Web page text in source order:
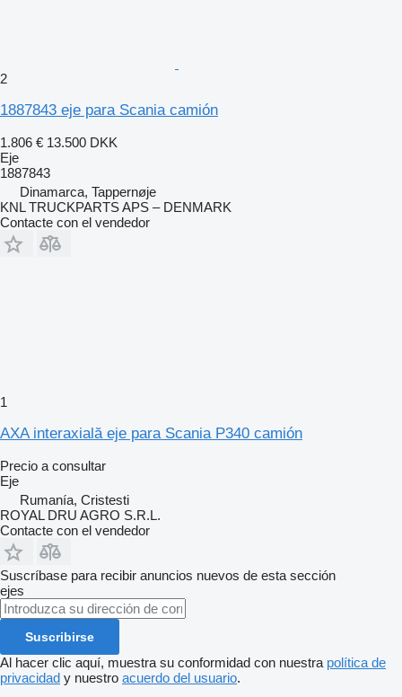
2
1887843 eje para Scania camión
1.806 € 13.500 DKK
Eje
1887843
Dinamarca, Tappernøje
KNL TRUCKPARTS APS – DENMARK
Contacte con el vendedor
1
AXA interaxială eje para Scania P340 camión
Precio a consultar
Eje
Rumanía, Cristesti
ROYAL DRU AGRO S.R.L.
Contacte con el vendedor
Suscríbase para recibir anuncios nuevos de esta sección
ejes
Suscribirse
Al hacer clic aquí, muestra su conformidad con nuestra política de
privacidad y nuestro acuerdo del usuario.